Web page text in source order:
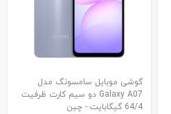
گوشی موبایل سامسونگ مدل
Galaxy A07 دو سیم کارت ظرفیت
64/4 گیگابایت - چین